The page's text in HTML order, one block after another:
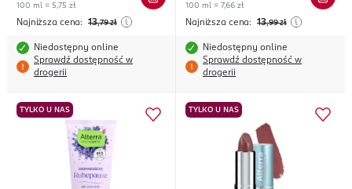
100 ml = 5,75 zł
Najniższa cena: 13,79 zł
Niedostępny online
Sprawdź dostępność w
drogerii
100 ml = 7,66 zł
Najniższa cena: 13,99 zł
Niedostępny online
Sprawdź dostępność w
drogerii
TYLKO U NAS TYLKO U NAS